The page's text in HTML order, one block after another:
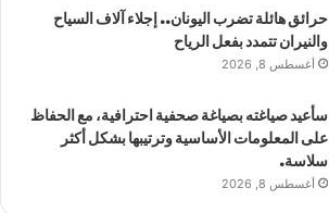
حرائق هائلة تضرب اليونان.. إجلاء آلاف السياح
والنيران تتمدد بفعل الرياح
أغسطس 8, 2026
سأعيد صياغته بصياغة صحفية احترافية، مع الحفاظ
على المعلومات الأساسية وترتيبها بشكل أكثر
سلاسة.
أغسطس 8, 2026